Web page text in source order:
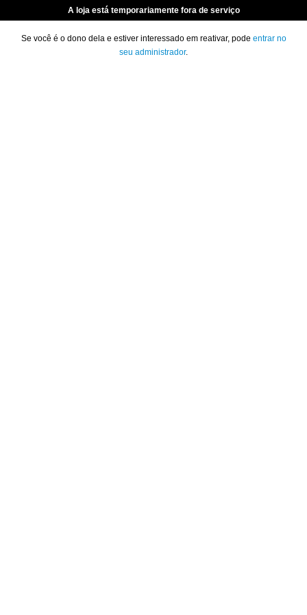
A loja está temporariamente fora de serviço
Se você é o dono dela e estiver interessado em reativar, pode entrar no
seu administrador.